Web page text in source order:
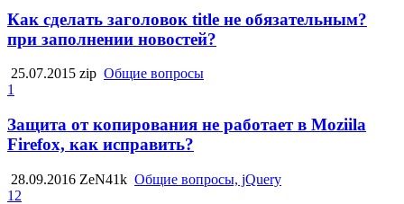
Как сделать заголовок title не обязательным?
при заполнении новостей?
25.07.2015 zip Общие вопросы
1
Защита от копирования не работает в Moziila
Firefox, как исправить?
28.09.2016 ZeN41k Общие вопросы, jQuery
12